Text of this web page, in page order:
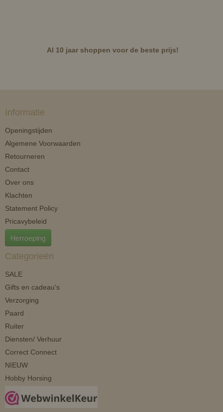
Al 10 jaar shoppen voor de beste prijs!
Informatie
Openingstijden
Algemene Voorwaarden
Retourneren
Contact
Over ons
Klachten
Statement Policy
Pricavybeleid
Herroeping
Categorieën
SALE
Gifts en cadeau's
Verzorging
Paard
Ruiter
Diensten/ Verhuur
Correct Connect
NIEUW
Hobby Horsing